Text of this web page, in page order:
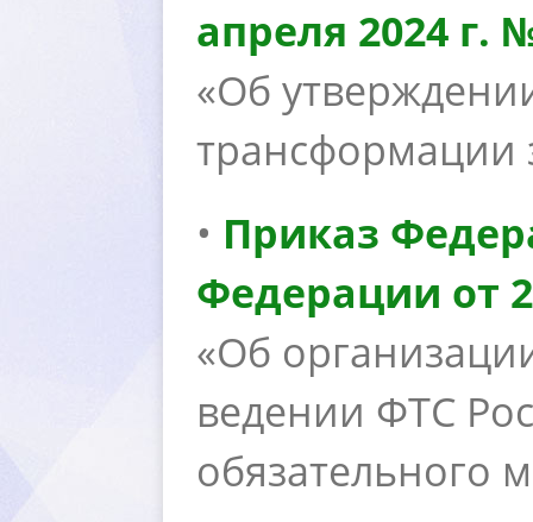
апреля 2024 г.
«Об
трансформации
• Приказ
Федерации от
«Об
едении ФТС
обязательного